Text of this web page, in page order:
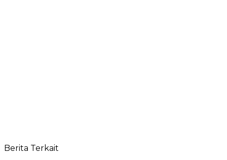
Berita Terkait